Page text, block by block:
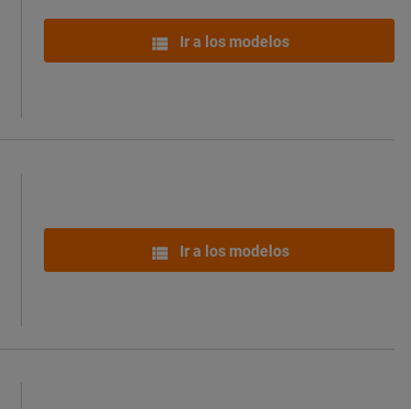
Ir a los modelos
Ir a los modelos